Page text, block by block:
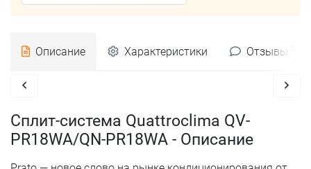
Описание Характеристики Отзывы
Сплит-система Quattroclima QV-
PR18WA/QN-PR18WA - Описание